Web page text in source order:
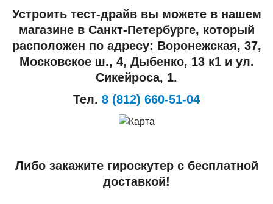
Устроить тест-драйв вы можете в нашем
магазине в Санкт-Петербурге, который
расположен по адресу: Воронежская, 37,
Московское ш., 4, Дыбенко, 13 к1 и ул.
Сикейроса, 1.
Тел. 8 (812) 660-51-04
Либо закажите гироскутер с бесплатной
доставкой!